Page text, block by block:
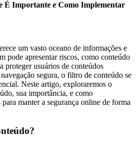
É Importante e Como Implementar
um vasto oceano de informações e
pode apresentar riscos, como conteúdo
proteger usuários de conteúdos
segura, o filtro de conteúdo se
Neste artigo, exploraremos o
sua importância, e como
manter a segurança online de forma